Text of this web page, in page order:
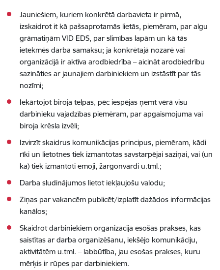
Jauniešiem, kuriem konkrētā darbavieta ir pirmā,
izskaidrot it kā pašsaprotamās lietās, piemēram, par algu
grāmatiņām VID EDS, par slimības lapām un kā tās
ietekmēs darba samaksu; ja konkrētajā nozarē vai
organizācijā ir aktīva arodbiedrība – aicināt arodbiedrību
sazināties ar jaunajiem darbiniekiem un izstāstīt par tās
nozīmi;
Iekārtojot biroja telpas, pēc iespējas ņemt vērā visu
darbinieku vajadzības piemēram, par apgaismojuma vai
biroja krēsla izvēli;
Izvirzīt skaidrus komunikācijas principus, piemēram, kādi
rīki un lietotnes tiek izmantotas savstarpējai saziņai, vai (un
kā) tiek izmantoti emoji, žargonvārdi u.tml.;
Darba sludinājumos lietot iekļaujošu valodu;
Ziņas par vakancēm publicēt/izplatīt dažādos informācijas
kanālos;
Skaidrot darbiniekiem organizācijā esošās prakses, kas
saistītas ar darba organizēšanu, iekšējo komunikāciju,
aktivitātēm u.tml. – labbūtība, jau esošas prakses, kuru
mērķis ir rūpes par darbiniekiem.